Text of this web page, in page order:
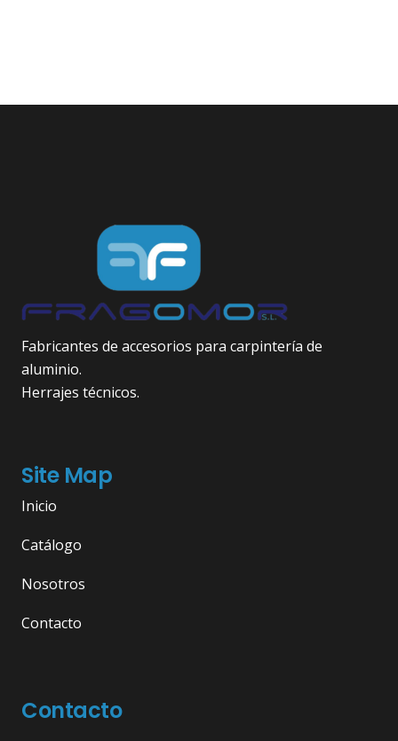
Fabricantes de accesorios para carpintería de
aluminio.
Herrajes técnicos.
Site Map
Inicio
Catálogo
Nosotros
Contacto
Contacto